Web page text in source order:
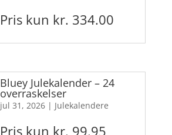
Pris kun kr. 334.00
Bluey Julekalender – 24
overraskelser
jul 31, 2026| Julekalendere
Pris kun kr. 99.95